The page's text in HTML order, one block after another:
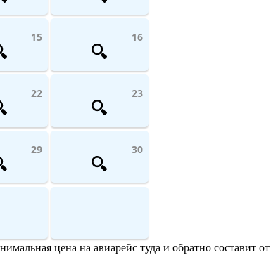
15 16
22 23
29 30
цена на авиарейс туда и обратно составит от